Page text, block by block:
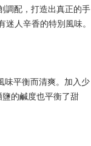
調配，打造出真正的手
人辛香的特別風味。
味平衡而清爽。加入少
的鹹度也平衡了甜